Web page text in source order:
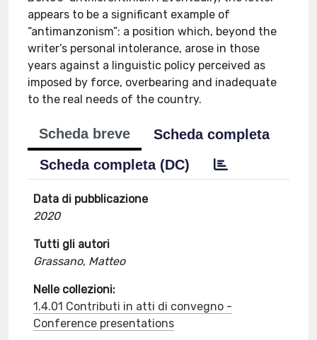
appears to be a significant example of
“antimanzonism”: a position which, beyond the
writer’s personal intolerance, arose in those
years against a linguistic policy perceived as
imposed by force, overbearing and inadequate
to the real needs of the country.
Scheda breve
Scheda completa
Scheda completa (DC)
Data di pubblicazione
2020
Tutti gli autori
Grassano, Matteo
Nelle collezioni:
1.4.01 Contributi in atti di convegno -
Conference presentations